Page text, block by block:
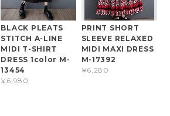
BLACK PLEATS
STITCH A-LINE
MIDI T-SHIRT
DRESS 1color M-
13454
¥6,980
PRINT SHORT
SLEEVE RELAXED
MIDI MAXI DRESS
M-17392
¥6,280